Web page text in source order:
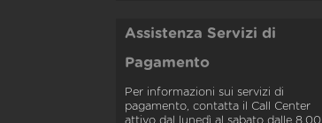
Assistenza Servizi di
Pagamento
Per informazioni sui servizi di
pagamento, contatta il Call Center